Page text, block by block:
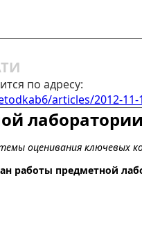
по адресу:
articles/2012-
лаборатории
оценивания ключевых
работы предметной